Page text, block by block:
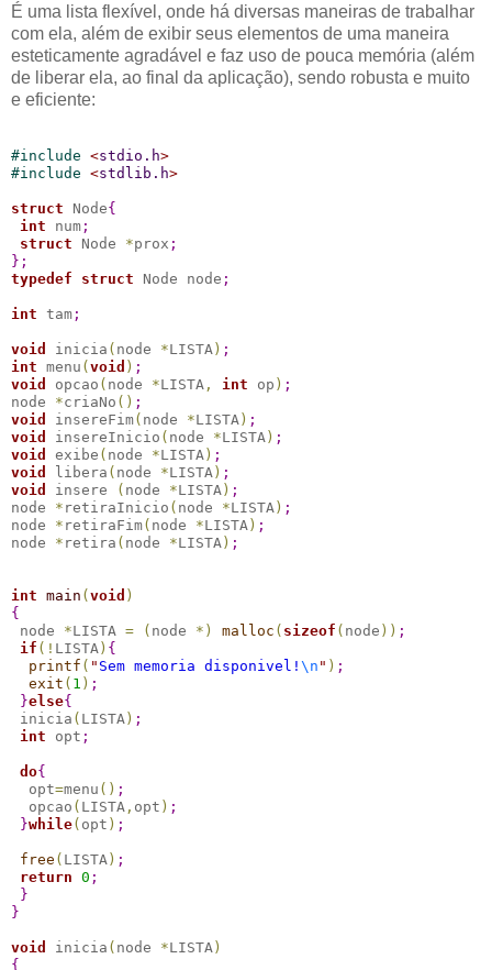
É uma lista flexível, onde há diversas maneiras de trabalhar
com ela, além de exibir seus elementos de uma maneira
esteticamente agradável e faz uso de pouca memória (além
de liberar ela, ao final da aplicação), sendo robusta e muito
e eficiente:
#include <stdio.h>
#include <stdlib.h>
struct Node{
int num ;
struct Node *prox ;
} ;
typedef
struct Node node ;
int tam ;
void inicia ( node *LISTA ) ;
int menu (void ) ;
void
opcao ( node *LISTA , int op ) ;
node *criaNo ( ) ;
void
insereFim( node *LISTA ) ;
void
insereInicio ( node *LISTA ) ;
void
exibe ( node *LISTA ) ;
void
libera ( node *LISTA ) ;
void
insere ( node *LISTA ) ;
node * retiraInicio ( node *LISTA ) ;
node * retiraFim( node *LISTA ) ;
node * retira ( node *LISTA ) ;
int main (void )
{
node *LISTA = ( node * ) malloc ( sizeof ( node ) ) ;
if ( ! LISTA ) {
printf ( " Sem memoria disponivel! \n " ) ;
exit ( 1 ) ;
}else{
inicia ( LISTA ) ;
int opt ;
do{
  opt
=menu ( ) ;
  opcao
( LISTA , opt ) ;
}while( opt ) ;
free ( LISTA ) ;
return 0 ;
}
}
void inicia ( node *LISTA )
{